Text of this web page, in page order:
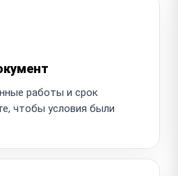
работы и срок
чтобы условия были